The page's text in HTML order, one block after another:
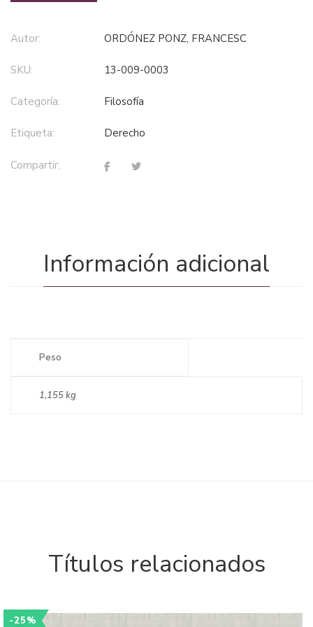
Autor: ORDÓNEZ PONZ, FRANCESC
SKU: 13-009-0003
Categoría: filosofía
Etiqueta: derecho
Compartir:
Información adicional
Peso
1,155 kg
Títulos relacionados
-25%